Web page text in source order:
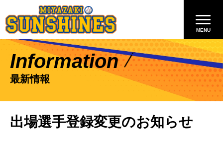
Information
最新情報
出場選手登録変更のお知らせ